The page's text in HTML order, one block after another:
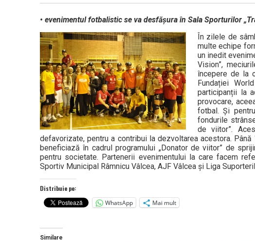
• evenimentul fotbalistic se va desfăşura în Sala Sporturilor
În zilele de
multe echipe
un inedit
Vision”,
începere de la
Fundației
participanții la
provocare,
fotbal. Și
fondurile
de viitor”.
defavorizate, pentru a contribui la dezvoltarea acestora.
beneficiază în cadrul programului „Donator de viitor” de
pentru societate. Partenerii evenimentului la care facem
Sportiv Municipal Râmnicu Vâlcea, AJF Vâlcea și Liga
Distribuie pe:
WhatsApp
Mai mult
Similare